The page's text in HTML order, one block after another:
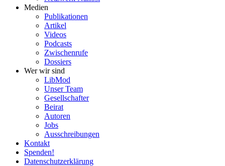
Medien
Publi­ka­tionen
Artikel
Videos
Podcasts
Zwischenrufe
Dossiers
Wer wir sind
LibMod
Unser Team
Gesell­schafter
Beirat
Autoren
Jobs
Ausschrei­bungen
Kontakt
Spenden!
Daten­schutz­er­klärung